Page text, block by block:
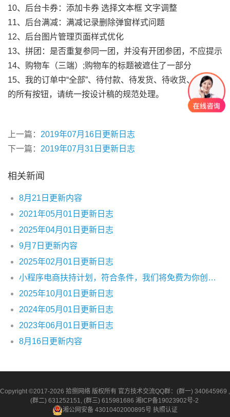
10、后台卡券：添加卡券 选择文本框 文字调整
11、后台满减：满减记录删除弹窗样式问题
12、后台图片管理页面样式优化
13、拼团：是否重复参同一团，并没有开团参团，不应提示
14、购物车（三端）;购物车的标题被遮住了一部分
15、我的订单中“全部”、待付款、待发货、待收货、待评价
的所有按钮，请统一按设计稿的规范处理。
上一篇： 2019年07月16日更新日志
下一篇： 2019年07月31日更新日志
相关新闻
8月21日更新内容
2021年05月01日更新日志
2025年04月01日更新日志
9月7日更新内容
2025年02月01日更新日志
小程序电商扶持计划，符合条件，我们将免费为你创建小程序电商平台！
2025年10月01日更新日志
2024年05月01日更新日志
2023年06月01日更新日志
8月16日更新内容
Copyright ©2017-2026 拾捌网络 版权所有 官方技术交流QQ群：(群一) 340645969 ,
(群二) 631252151, (群三) 615981686 湘ICP备19023902号-2
湘公网安备 43010402000895号 执照认证